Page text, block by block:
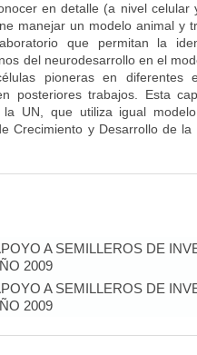
en detalle (a nivel celular
manejar un modelo animal y
que permitan la
del neurodesarrollo en el
pioneras en diferentes
posteriores trabajos. Esta
UN, que utiliza igual
Crecimiento y Desarrollo de la
A SEMILLEROS DE
2009
A SEMILLEROS DE
2009